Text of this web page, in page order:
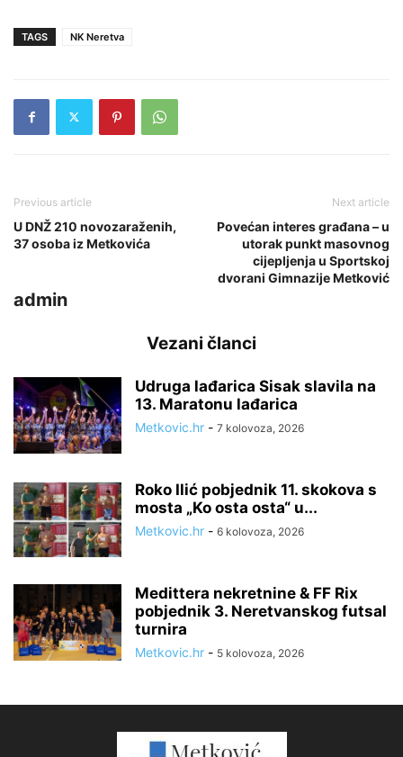
TAGS NK Neretva
Previous article
U DNŽ 210 novozaraženih,
37 osoba iz Metkovića
Next article
Povećan interes građana – u
utorak punkt masovnog
cijepljenja u Sportskoj
dvorani Gimnazije Metković
admin
Vezani članci
Udruga lađarica Sisak slavila na
13. Maratonu lađarica
Metkovic.hr - 7 kolovoza, 2026
Roko Ilić pobjednik 11. skokova s
mosta „Ko osta osta“ u...
Metkovic.hr - 6 kolovoza, 2026
Medittera nekretnine & FF Rix
pobjednik 3. Neretvanskog futsal
turnira
Metkovic.hr - 5 kolovoza, 2026